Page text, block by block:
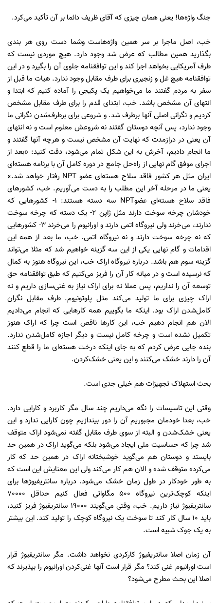
جنگ واژه‌ها! یعنی همان چیزی که آقای ظریف دائما بر آن تأکید می‌کرد.
خب، اصل ماجرا بر سر همین واژه‌هاست وشما دست روی هر بندی
بگذارید همین مطالب که عرض شد وجود دارد. هیچ موردی نیست که
طرف آمریکایی بخواهد اجرا کند و این توافقنامه جلوی آن را بگیرد و در این
توافقنامه هیچ غل و زنجیری برای طرف مقابل وجود ندارد. هیات ما قبل از
سفر به مردم گفتند ما می‌خواهیم یک پکیجی را آماده کنیم که ابتدا و
انتهای آن مشخص باشد. خب، ابتدای قدم را برای طرف مقابل مشخص
کردیم و نگرانی اصلی آنها برطرف شد. و شروعی برای برطرف‌شدن نگرانی ما
وجود ندارد، پس آنچه دوستان گفتند نه شروعش معلوم است و نه انتهای
آن یعنی در درازمدت که نهایت آن مشخص نیست و هرچه آنها گفتند و
ما انجام دادیم، آخرش به این شکل تمام می‌شود، دقت کنید: «بعد از
اجرای موفق گام نهایی از راه‌حل جامع در دوره کامل آن با برنامه هسته‌ای
ایران مثل هر کشور فاقد سلاح هسته‌ای عضو NPT رفتار خواهد شد.»
یعنی ما در مرحله آخر این مطلب را به دست می‌آوریم. خب، کشورهای
فاقد سلاح هسته‌ای عضوNPT سه دسته هستند: 1- کشورهایی که
خودشان چرخه سوخت دارند مثل ژاپن 2- یک دسته که چرخه سوخت
ندارند، می‌خرند ولی نیروگاه اتمی دارند و اورانیوم را می‌خرند 3- کشورهایی
که نه چرخه سوخت دارند و نه نیروگاه اتمی. خب، ما بعد از همه این
اقدامات و گام نهایی یکی از این سه گزینه خواهیم شد که مثلا می‌تواند
گزینه سوم هم باشد. درباره نیروگاه اراک خب، این نیروگاه هنوز به کمال
که نرسیده است و در میانه کار آن را فریز می‌کنیم که طبق توافقنامه حق
توسعه آن را نداریم، پس عملا نه برای اراک نیاز به غنی‌سازی داریم و نه
اراک چیزی برای ما تولید می‌کند مثل پلوتونیوم. طرف مقابل نگران
کامل‌شدن اراک بود. اینکه ما بگوییم همه کارهایی که انجام می‌دادیم
الان هم انجام دهیم خب، این کارها ناقص است چرا که اراک هنوز
تکمیل نشده است و چرخه کامل نیست و دیگر اجازه کامل‌شدن ندارد.
بنده جایی عرض کردم که به جای اینکه درخت هسته‌ای ما را قطع کنند
آن را دارند خشک می‌کنند و این یعنی خشک‌کردن.
بحث استهلاک تجهیزات هم خیلی جدی است.
وقتی این تاسیسات را نگه می‌داریم چند سال مگر کاربرد و کارایی دارد.
خب، بعدا خودمان مجبوریم آن را دور بیندازیم چون کارایی ندارد و این
یعنی خشک‌شدن و البته از سوی طرف مقابل گفته نمی‌شود اراک متوقف
شد چرا که حساسیت ملی ایجاد می‌شود بلکه می‌گوید اراک در همین حد
بایستد و دوستان هم می‌گوید خوشبختانه اراک در همین حد که کار
می‌کرده متوقف شده و الان هم کار می‌کند ولی این معنایش این است که
به طور خودکار در طول زمان خشک می‌شود. درباره سانتریفیوژها برای
اینکه کوچک‌ترین نیروگاه 500 مگاواتی فعال کنیم حداقل 70000
سانتریفیوژ نیاز داریم. خب، وقتی می‌گویند 19000 سانتریفیوژ فریز کنید،
باید 10 سال کار کند تا سوخت یک نیروگاه کوچک را تولید کند. این بیشتر
به یک جوک شبیه است.
آن زمان اصلا سانتریفیوژ کارکردی نخواهد داشت. مگر سانتریفیوژ قرار
است اورانیوم غنی کند؟ مگر قرار است آنها غنی‌کردن اورانیوم را بپذیرند که
اصلا این بحث مطرح می‌شود؟